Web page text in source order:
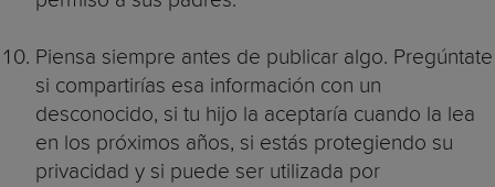
Piensa siempre antes de publicar algo. Pregúntate
si compartirías esa información con un
desconocido, si tu hijo la aceptaría cuando la lea
en los próximos años, si estás protegiendo su
privacidad y si puede ser utilizada por